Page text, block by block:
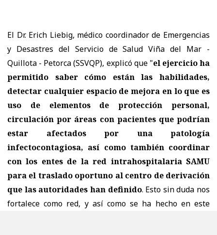
El Dr. Erich Liebig, médico coordinador de Emergencias
y Desastres del Servicio de Salud Viña del Mar -
Quillota - Petorca (SSVQP), explicó que "el ejercicio ha
permitido saber cómo están las habilidades,
detectar cualquier espacio de mejora en lo que es
uso de elementos de protección personal,
circulación por áreas con pacientes que podrían
estar afectados por una patología
infectocontagiosa, así como también coordinar
con los entes de la red intrahospitalaria SAMU
para el traslado oportuno al centro de derivación
que las autoridades han definido. Esto sin duda nos
fortalece como red, y así como se ha hecho en este